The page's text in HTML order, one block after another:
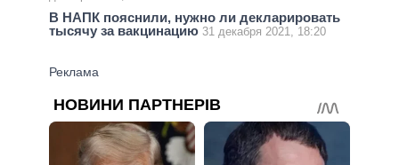
В НАПК пояснили, нужно ли декларировать
тысячу за вакцинацию 31 декабря 2021, 18:20